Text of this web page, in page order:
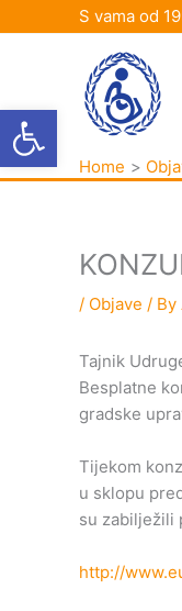
Open
to
S vama od
Home
/ Objave / By
Tajnik
Besplatne
gradske
Tijekom
u sklopu
su zabilježili
http://